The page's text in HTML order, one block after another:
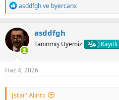
T
e
p
k
i
l
e
r
:
asddfghve byercanx
asddfgh
Tanınmış Üyemiz
Haz 4, 2026
Jstar' Alıntı: